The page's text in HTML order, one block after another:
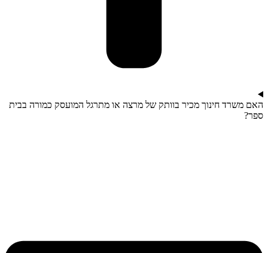
האם משרד חינוך מכיר בוותק של מרצה או מתרגל המועסק כמורה בבית
ספר?